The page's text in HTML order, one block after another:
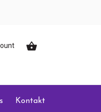
Kontakt